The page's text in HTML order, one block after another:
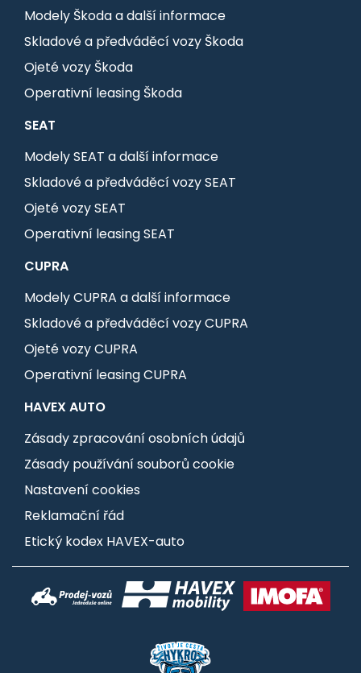
Modely Škoda a další informace
Skladové a předváděcí vozy Škoda
Ojeté vozy Škoda
Operativní leasing Škoda
SEAT
Modely SEAT a další informace
Skladové a předváděcí vozy SEAT
Ojeté vozy SEAT
Operativní leasing SEAT
CUPRA
Modely CUPRA a další informace
Skladové a předváděcí vozy CUPRA
Ojeté vozy CUPRA
Operativní leasing CUPRA
HAVEX AUTO
Zásady zpracování osobních údajů
Zásady používání souborů cookie
Nastavení cookies
Reklamační řád
Etický kodex HAVEX-auto